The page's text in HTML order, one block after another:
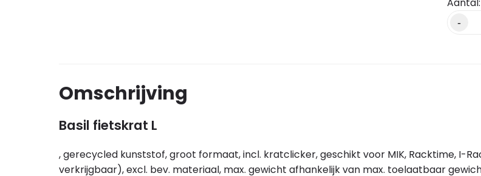
-
Omschrijving
Basil fietskrat L
, gerecycled kunststof, groot formaat, incl. kratclicker, geschikt voor MIK, Racktime, I-
verkrijgbaar), excl. bev. materiaal, max. gewicht afhankelijk van max. toelaatbaar